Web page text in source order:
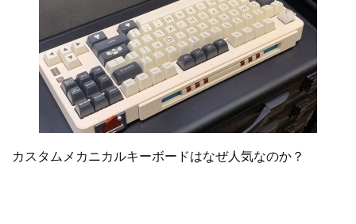
カスタムメカニカルキーボードはなぜ人気なのか？